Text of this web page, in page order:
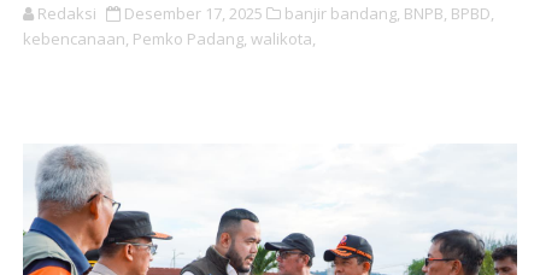
Redaksi Desember 17, 2025 banjir bandang, BNPB, BPBD,
kebencanaan, Pemko Padang, walikota,